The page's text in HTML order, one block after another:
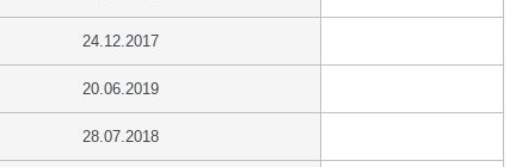
24.12.2017
20.06.2019
28.07.2018